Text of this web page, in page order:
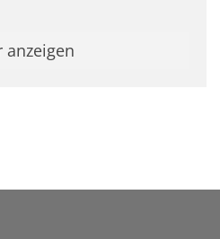
anzeigen